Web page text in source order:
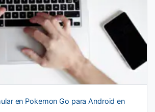
en Pokemon Go para Android en